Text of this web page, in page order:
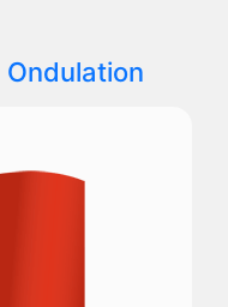
Ondulation